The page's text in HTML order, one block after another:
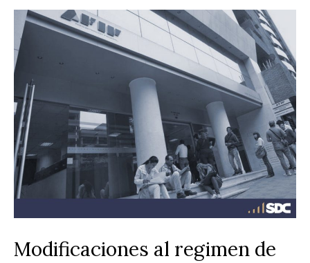
Modificaciones al regimen de